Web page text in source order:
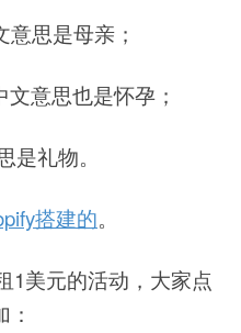
思是母亲；
意思也是怀孕；
礼物。
搭建的。
1美元的活动，大家点